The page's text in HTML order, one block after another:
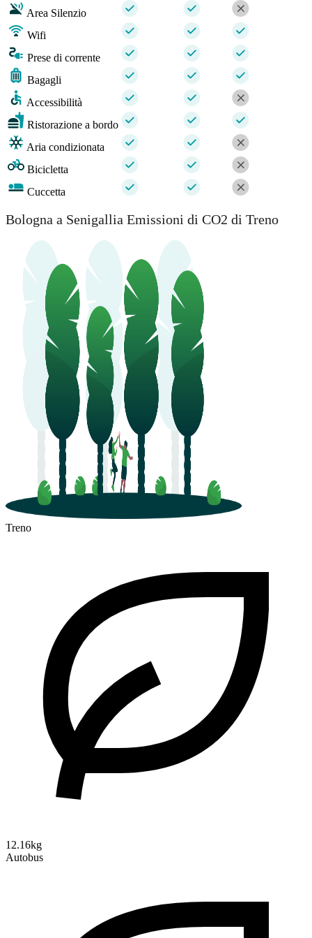
Area Silenzio
Wifi
Prese di corrente
Bagagli
Accessibilità
Ristorazione a bordo
Aria condizionata
Bicicletta
Cuccetta
Bologna a Senigallia Emissioni di CO2 di Treno
Treno
12.16kg
Autobus